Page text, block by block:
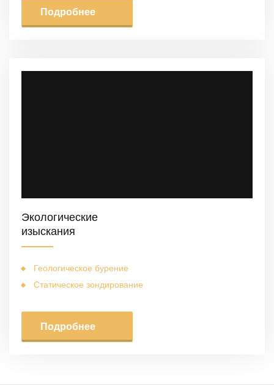
Подробнее
Экологические
изыскания
Геологическое бурение
Статическое зондирование
Подробнее